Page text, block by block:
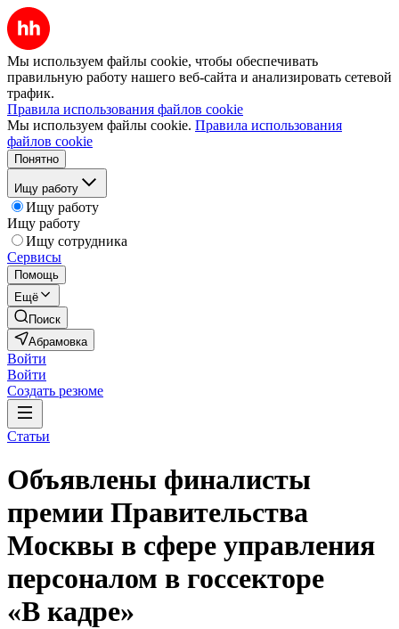
Мы используем файлы cookie, чтобы обеспечивать
правильную работу нашего веб-сайта и анализировать сетевой
трафик.
Правила использования файлов cookie
Мы используем файлы cookie. Правила использования
файлов cookie
Понятно
Ищу работу
Ищу работу
Ищу работу
Ищу сотрудника
Сервисы
Помощь
Ещё
Поиск
Абрамовка
Войти
Войти
Создать резюме
Статьи
Объявлены финалисты
премии Правительства
Москвы в сфере управления
персоналом в госсекторе
«В кадре»